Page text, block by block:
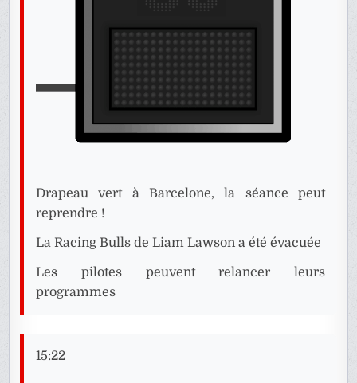
Drapeau vert à Barcelone, la séance peut
reprendre !
La Racing Bulls de Liam Lawson a été évacuée
Les pilotes peuvent relancer leurs
programmes
15:22